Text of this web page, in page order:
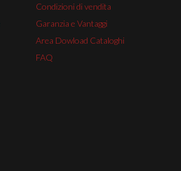
Condizioni di vendita
Garanzia e Vantaggi
Area Dowload Cataloghi
FAQ